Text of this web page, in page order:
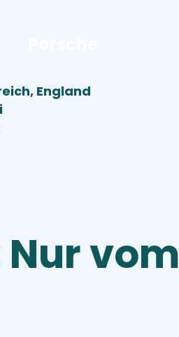
England
vom